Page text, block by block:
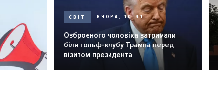
СВІТ ВЧОРА, 10:41
Озброєного чоловіка затримали
біля гольф-клубу Трампа перед
візитом президента